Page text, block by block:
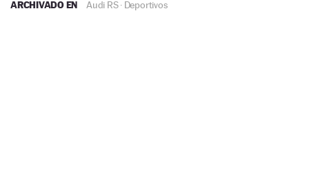
ARCHIVADO EN Audi RS· Deportivos